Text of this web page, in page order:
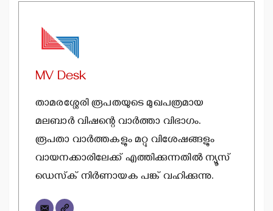
MV Desk
താമരശ്ശേരി രൂപതയുടെ മുഖപത്രമായ
മലബാര്‍ വിഷന്റെ വാര്‍ത്താ വിഭാഗം.
രൂപതാ വാര്‍ത്തകളും മറ്റു വിശേഷങ്ങളും
വായനക്കാരിലേക്ക് എത്തിക്കുന്നതില്‍ ന്യൂസ്
ഡെസ്‌ക് നിര്‍ണായക പങ്ക് വഹിക്കുന്നു.